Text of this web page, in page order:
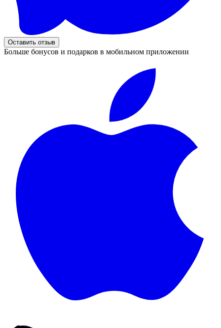
Оставить отзыв
Больше бонусов и подарков в мобильном приложении